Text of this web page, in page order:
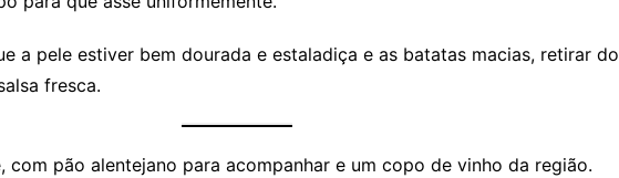
a pele estiver bem dourada e estaladiça e as batatas macias, retirar do
fresca.
com pão alentejano para acompanhar e um copo de vinho da região.